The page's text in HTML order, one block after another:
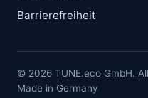
Barrierefreiheit
© 2026 TUNE.eco GmbH.
Made in Germany